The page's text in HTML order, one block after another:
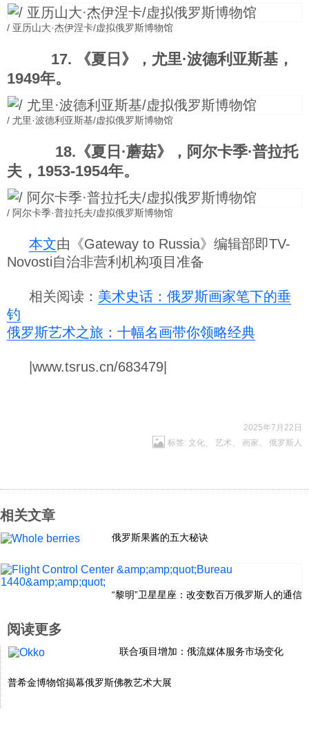
/ 亚历山大·杰伊涅卡/虚拟俄罗斯博物馆
17. 《夏日》，尤里·波德利亚斯基，
1949年。
/ 尤里·波德利亚斯基/虚拟俄罗斯博物馆
18.《夏日·蘑菇》，阿尔卡季·普拉托
夫，1953-1954年。
/ 阿尔卡季·普拉托夫/虚拟俄罗斯博物馆
本文由《Gateway to Russia》编辑部即TV-
Novosti自治非营利机构项目准备
相关阅读： 美术史话：俄罗斯画家笔下的垂
钓
俄罗斯艺术之旅：十幅名画带你领略经典
|www.tsrus.cn/683479|
2025年7月22日
标签: 文化、 艺术、 画家 、 俄罗斯人
相关文章
俄罗斯果酱的五大秘诀
“黎明”卫星星座：改变数百万俄罗斯人的通信
阅读更多
联合项目增加：俄流媒体服务市场变化
普希金博物馆揭幕俄罗斯佛教艺术大展